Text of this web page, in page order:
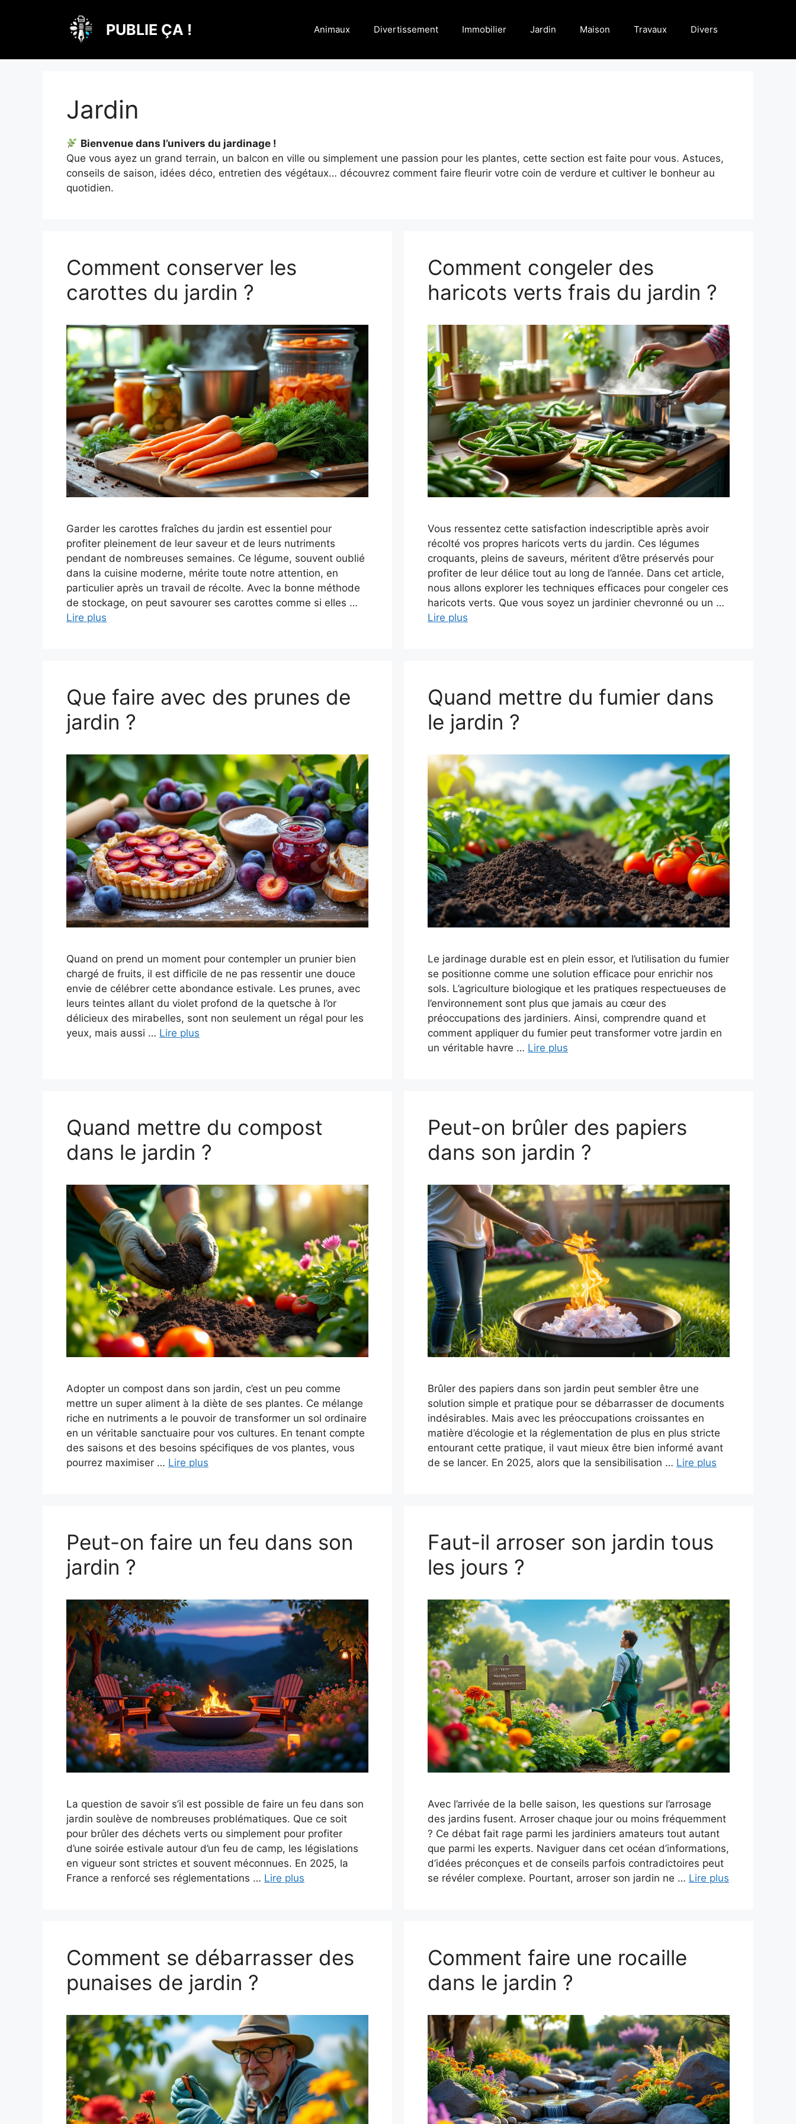
PUBLIE ÇA ! Animaux Divertissement Immobilier Jardin Maison Travaux Divers
Jardin
Bienvenue dans l’univers du jardinage !
Que vous ayez un grand terrain, un balcon en ville ou simplement une passion pour les plantes, cette section est faite pour vous. Astuces,
conseils de saison, idées déco, entretien des végétaux… découvrez comment faire fleurir votre coin de verdure et cultiver le bonheur au
quotidien.
Comment conserver les
carottes du jardin ?
Garder les carottes fraîches du jardin est essentiel pour
profiter pleinement de leur saveur et de leurs nutriments
pendant de nombreuses semaines. Ce légume, souvent oublié
dans la cuisine moderne, mérite toute notre attention, en
particulier après un travail de récolte. Avec la bonne méthode
de stockage, on peut savourer ses carottes comme si elles …
Lire plus
Comment congeler des
haricots verts frais du jardin ?
Vous ressentez cette satisfaction indescriptible après avoir
récolté vos propres haricots verts du jardin. Ces légumes
croquants, pleins de saveurs, méritent d’être préservés pour
profiter de leur délice tout au long de l’année. Dans cet article,
nous allons explorer les techniques efficaces pour congeler ces
haricots verts. Que vous soyez un jardinier chevronné ou un …
Lire plus
Que faire avec des prunes de
jardin ?
Quand on prend un moment pour contempler un prunier bien
chargé de fruits, il est difficile de ne pas ressentir une douce
envie de célébrer cette abondance estivale. Les prunes, avec
leurs teintes allant du violet profond de la quetsche à l’or
délicieux des mirabelles, sont non seulement un régal pour les
yeux, mais aussi … Lire plus
Quand mettre du fumier dans
le jardin ?
Le jardinage durable est en plein essor, et l’utilisation du fumier
se positionne comme une solution efficace pour enrichir nos
sols. L’agriculture biologique et les pratiques respectueuses de
l’environnement sont plus que jamais au cœur des
préoccupations des jardiniers. Ainsi, comprendre quand et
comment appliquer du fumier peut transformer votre jardin en
un véritable havre … Lire plus
Quand mettre du compost
dans le jardin ?
Adopter un compost dans son jardin, c’est un peu comme
mettre un super aliment à la diète de ses plantes. Ce mélange
riche en nutriments a le pouvoir de transformer un sol ordinaire
en un véritable sanctuaire pour vos cultures. En tenant compte
des saisons et des besoins spécifiques de vos plantes, vous
pourrez maximiser … Lire plus
Peut-on brûler des papiers
dans son jardin ?
Brûler des papiers dans son jardin peut sembler être une
solution simple et pratique pour se débarrasser de documents
indésirables. Mais avec les préoccupations croissantes en
matière d’écologie et la réglementation de plus en plus stricte
entourant cette pratique, il vaut mieux être bien informé avant
de se lancer. En 2025, alors que la sensibilisation … Lire plus
Peut-on faire un feu dans son
jardin ?
La question de savoir s’il est possible de faire un feu dans son
jardin soulève de nombreuses problématiques. Que ce soit
pour brûler des déchets verts ou simplement pour profiter
d’une soirée estivale autour d’un feu de camp, les législations
en vigueur sont strictes et souvent méconnues. En 2025, la
France a renforcé ses réglementations … Lire plus
Faut-il arroser son jardin tous
les jours ?
Avec l’arrivée de la belle saison, les questions sur l’arrosage
des jardins fusent. Arroser chaque jour ou moins fréquemment
? Ce débat fait rage parmi les jardiniers amateurs tout autant
que parmi les experts. Naviguer dans cet océan d’informations,
d’idées préconçues et de conseils parfois contradictoires peut
se révéler complexe. Pourtant, arroser son jardin ne … Lire plus
Comment se débarrasser des
punaises de jardin ?
Comment faire une rocaille
dans le jardin ?